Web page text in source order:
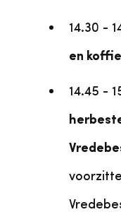
14.30 -
en koffie
14.45 -